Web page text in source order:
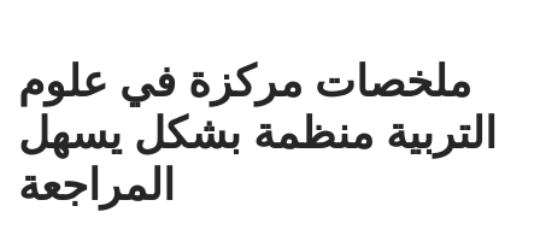
ملخصات مركزة في علوم
التربية منظمة بشكل يسهل
المراجعة